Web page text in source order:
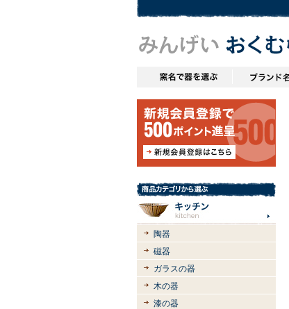
陶器
磁器
ガラスの器
木の器
漆の器